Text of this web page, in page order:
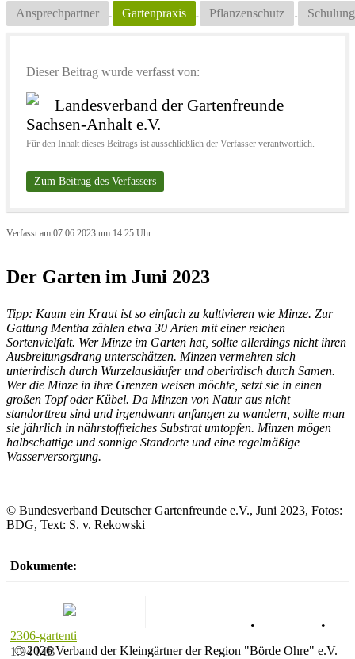
Ansprechpartner Gartenpraxis Pflanzenschutz
Dieser Beitrag wurde verfasst von:
Landesverband der Gartenfreunde
Sachsen-Anhalt e.V.
Für den Inhalt dieses Beitrags ist ausschließlich der Verfasser verantwortlich.
Zum Beitrag des Verfassers
Verfasst am 07.06.2023 um 14:25 Uhr
Der Garten im Juni 2023
Tipp: Kaum ein Kraut ist so einfach zu kultivieren wie Minze. Zur
Gattung Mentha zählen etwa 30 Arten mit einer reichen
Sortenvielfalt. Wer Minze im Garten hat, sollte allerdings nicht ihren
Ausbreitungsdrang unterschätzen. Minzen vermehren sich
unterirdisch durch Wurzelausläufer und oberirdisch durch Samen.
Wer die Minze in ihre Grenzen weisen möchte, setzt sie in einen
großen Topf oder Kübel. Da Minzen von Natur aus nicht
standorttreu sind und irgendwann anfangen zu wandern, sollte man
sie jährlich in nährstoffreiches Substrat umtopfen. Minzen mögen
halbschattige und sonnige Standorte und eine regelmäßige
Wasserversorgung.
© Bundesverband Deutscher Gartenfreunde e.V., Juni 2023, Fotos:
BDG, Text: S. v. Rekowski
Dokumente:
2306-gartenti
1.94 MB
•
•
© 2026 Verband der Kleingärtner der Region "Börde Ohre" e.V.